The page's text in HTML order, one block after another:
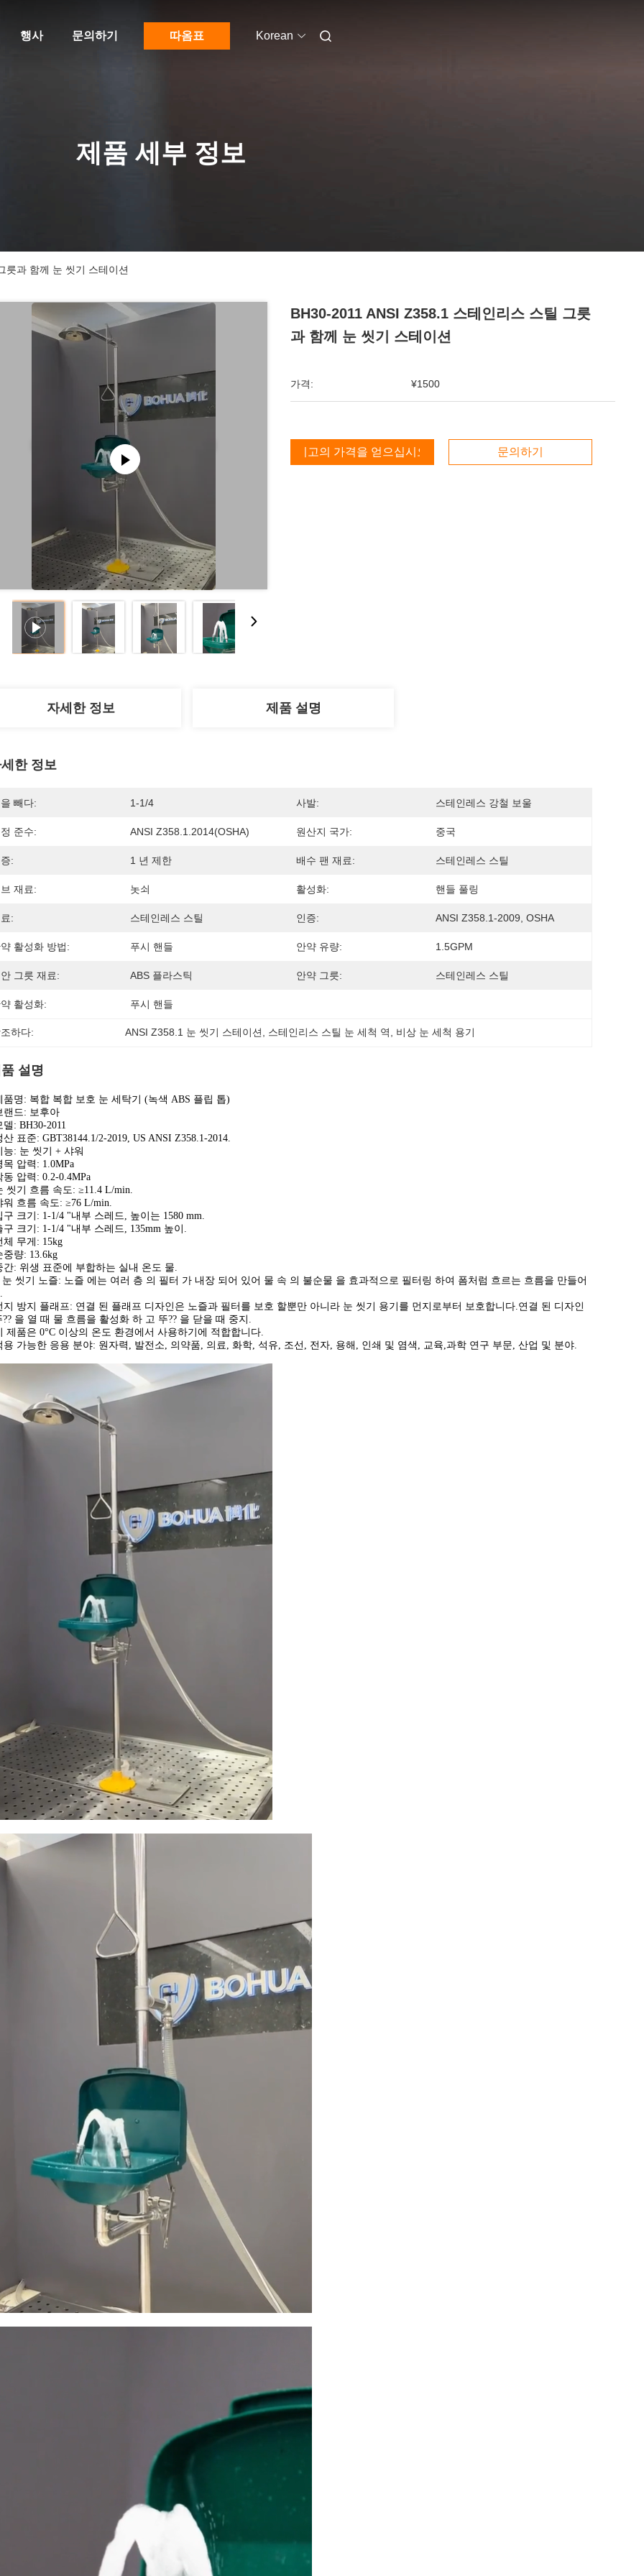
행사 문의하기 따옴표 Korean
제품 세부 정보
릇과 함께 눈 씻기 스테이션
BH30-2011 ANSI Z358.1 스테인리스 스틸 그릇
과 함께 눈 씻기 스테이션
가격: ¥1500
최고의 가격을 얻으십시오 문의하기
자세한 정보 제품 설명
한 정보
빼다: 1-1/4 사발: 스테인레스 강철 보울
준수: ANSI Z358.1.2014(OSHA) 원산지 국가: 중국
: 1 년 제한 배수 팬 재료: 스테인레스 스틸
재료: 놋쇠 활성화: 핸들 풀링
: 스테인레스 스틸 인증: ANSI Z358.1-2009, OSHA
활성화 방법: 푸시 핸들 안약 유량: 1.5GPM
그릇 재료: ABS 플라스틱 안약 그릇: 스테인레스 스틸
활성화: 푸시 핸들
하다: ANSI Z358.1 눈 씻기 스테이션 스테인리스 스틸 눈 세척 역 비상 눈 세척 용기
설명
품명: 복합 복합 보호 눈 세탁기 (녹색 ABS 플립 톱)
랜드: 보후아
델: BH30-2011
산 표준: GBT38144.1/2-2019, US ANSI Z358.1-2014.
능: 눈 씻기 + 샤워
목 압력: 1.0MPa
동 압력: 0.2-0.4MPa
씻기 흐름 속도: ≥11.4 L/min.
워 흐름 속도: ≥76 L/min.
구 크기: 1-1/4 "내부 스레드, 높이는 1580 mm.
구 크기: 1-1/4 "내부 스레드, 135mm 높이.
체 무게: 15kg
중량: 13.6kg
간: 위생 표준에 부합하는 실내 온도 물.
눈 씻기 노즐: 노즐 에는 여러 층 의 필터 가 내장 되어 있어 물 속 의 불순물 을 효과적으로 필터링 하여 폼처럼 흐르는 흐름을 만들어
지 방지 플래프: 연결 된 플래프 디자인은 노즐과 필터를 보호 할뿐만 아니라 눈 씻기 용기를 먼지로부터 보호합니다.연결 된 디자인
?? 을 열 때 물 흐름을 활성화 하 고 뚜?? 을 닫을 때 중지.
제품은 0°C 이상의 온도 환경에서 사용하기에 적합합니다.
용 가능한 응용 분야: 원자력, 발전소, 의약품, 의료, 화학, 석유, 조선, 전자, 용해, 인쇄 및 염색, 교육,과학 연구 부문, 산업 및 분야.